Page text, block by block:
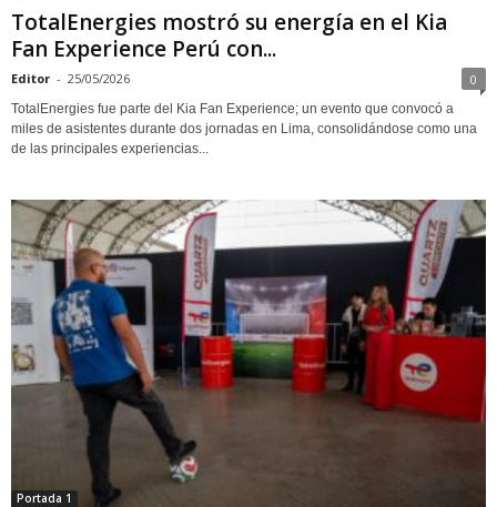
TotalEnergies mostró su energía en el Kia
Fan Experience Perú con...
Editor - 25/05/2026 0
TotalEnergies fue parte del Kia Fan Experience; un evento que convocó a
miles de asistentes durante dos jornadas en Lima, consolidándose como una
de las principales experiencias...
Portada 1